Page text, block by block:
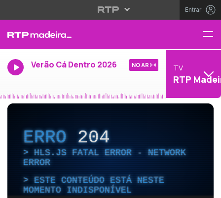
Entrar
Verão Cá Dentro 2026 NO AR TV
RTP
ERRO204
HLS.JS FATAL ERROR - NETWORK
ERROR
ESTE CONTEÚDO ESTÁ NESTE
MOMENTO INDISPONÍVEL